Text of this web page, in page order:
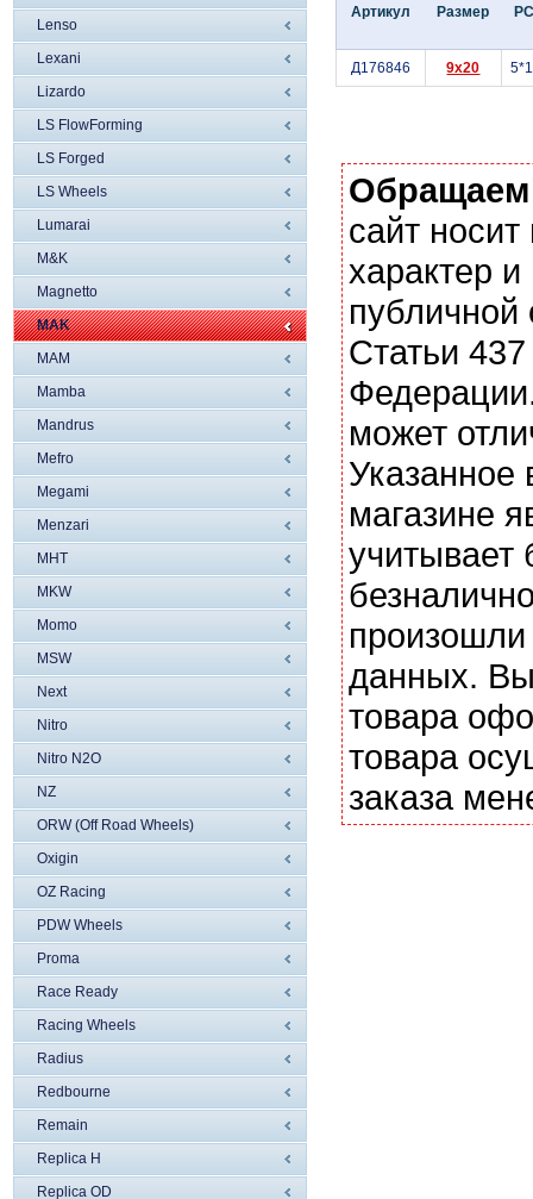
Lenso
Lexani
Lizardo
LS FlowForming
LS Forged
LS Wheels
Lumarai
M&K
Magnetto
MAK
MAM
Mamba
Mandrus
Mefro
Megami
Menzari
MHT
MKW
Momo
MSW
Next
Nitro
Nitro N2O
NZ
ORW (Off Road Wheels)
Oxigin
OZ Racing
PDW Wheels
Proma
Race Ready
Racing Wheels
Radius
Redbourne
Remain
Replica H
Replica OD
Артикул Размер
Д176846 9x20
сайт
характер
Статьи
может
магазине
учитывает
данных. Вы
товара
товара
заказа